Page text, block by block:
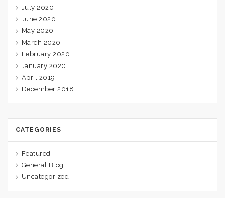
July 2020
June 2020
May 2020
March 2020
February 2020
January 2020
April 2019
December 2018
CATEGORIES
Featured
General Blog
Uncategorized